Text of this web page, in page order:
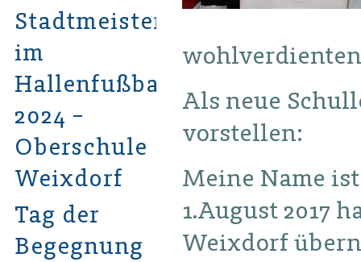
Als neue
vorstellen:
Meine Name
1.August 2017
Weixdorf
Stadtmeister
im
Hallenfußball
2024 –
Oberschule
Weixdorf
Tag der
Begegnung